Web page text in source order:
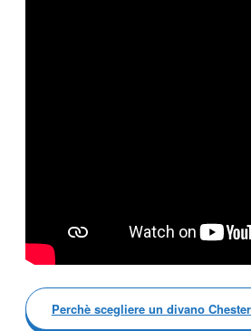
Perchè scegliere un divano